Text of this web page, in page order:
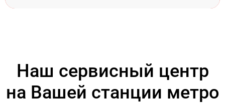
Наш сервисный центр
на Вашей станции метро